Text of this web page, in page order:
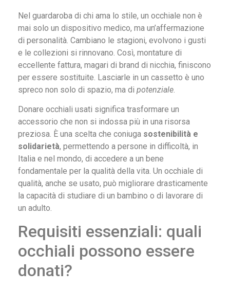
Nel guardaroba di chi ama lo stile, un occhiale non è
mai solo un dispositivo medico, ma un’affermazione
di personalità. Cambiano le stagioni, evolvono i gusti
e le collezioni si rinnovano. Così, montature di
eccellente fattura, magari di brand di nicchia, finiscono
per essere sostituite. Lasciarle in un cassetto è uno
spreco non solo di spazio, ma di potenziale
Donare occhiali usati significa trasformare un
accessorio che non si indossa più in una risorsa
preziosa. È una scelta che coniuga sostenibilità e
solidarietà, permettendo a persone in difficoltà, in
Italia e nel mondo, di accedere a un bene
fondamentale per la qualità della vita. Un occhiale di
qualità, anche se usato, può migliorare drasticamente
la capacità di studiare di un bambino o di lavorare di
un adulto.
Requisiti essenziali: quali
occhiali possono essere
donati?